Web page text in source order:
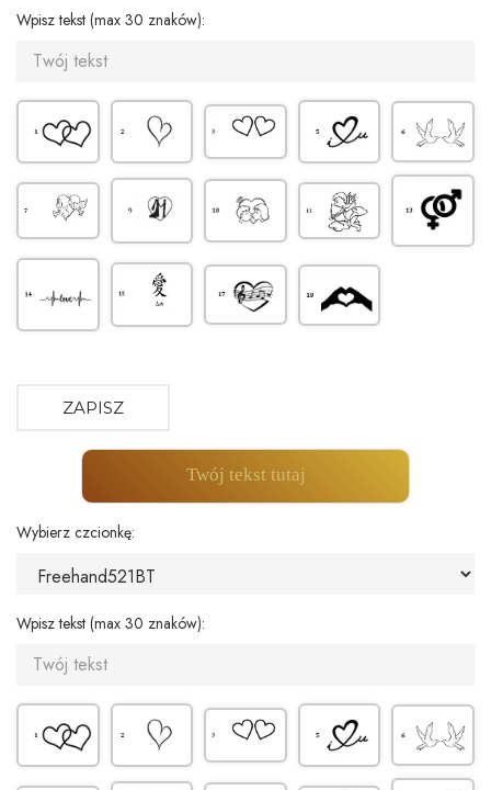
Wpisz tekst (max 30 znaków):
ZAPISZ
Twój tekst tutaj
Wybierz czcionkę:
Wpisz tekst (max 30 znaków):